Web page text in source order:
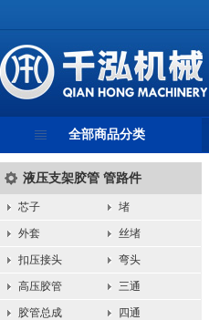
全部商品分类
液压支架胶管 管路件
芯子 堵
外套 丝堵
扣压接头 弯头
高压胶管 三通
胶管总成 四通